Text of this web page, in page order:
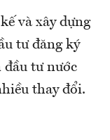
và xây dựng
tư đăng ký
đầu tư nước
thay đổi.